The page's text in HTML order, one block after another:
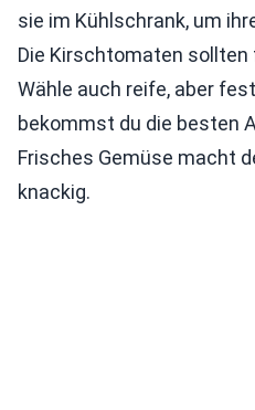
sie im Kühlschrank, um
Die Kirschtomaten
Wähle auch reife, aber
bekommst du die besten
Frisches Gemüse macht
knackig.